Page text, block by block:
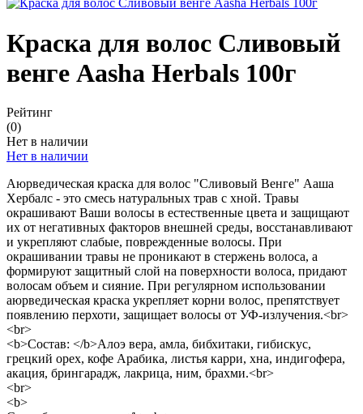
Краска для волос Сливовый
венге Aasha Herbals 100г
Рейтинг
(0)
Нет в наличии
Нет в наличии
Аюрведическая краска для волос "Сливовый Венге" Ааша
Хербалс - это смесь натуральных трав с хной. Травы
окрашивают Ваши волосы в естественные цвета и защищают
их от негативных факторов внешней среды, восстанавливают
и укрепляют слабые, поврежденные волосы. При
окрашивании травы не проникают в стержень волоса, а
формируют защитный слой на поверхности волоса, придают
волосам объем и сияние. При регулярном использовании
аюрведическая краска укрепляет корни волос, препятствует
появлению перхоти, защищает волосы от УФ-излучения.<br>
<br>
<b>Состав: </b>Алоэ вера, амла, бибхитаки, гибискус,
грецкий орех, кофе Арабика, листья карри, хна, индигофера,
акация, брингарадж, лакрица, ним, брахми.<br>
<br>
<b>